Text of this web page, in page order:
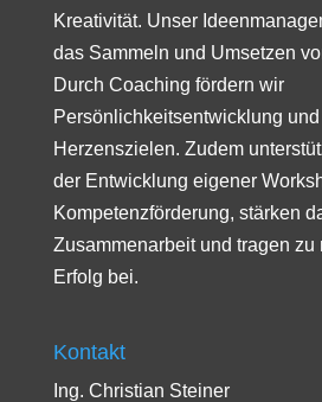
Kreativität. Unser
das Sammeln und Umsetzen
Durch Coaching fördern wir
Persönlichkeitsentwicklung
Herzenszielen. Zudem
der Entwicklung eigener
Kompetenzförderung, stärken
Zusammenarbeit und tragen zu
Erfolg bei.
Kontakt
Ing. Christian Steiner